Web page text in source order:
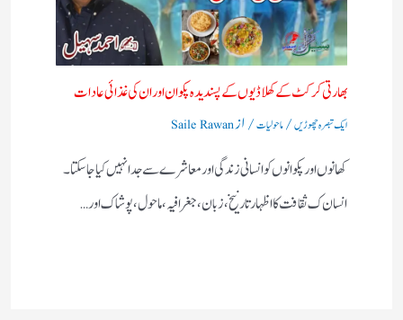
بھارتی کرکٹ کے کھلاڈیوں کے پسندیدہ پکوان اوران کی غذائی عادات
ایک تبصرہ چھوڑیں/ماحولیات/ ازSaile Rawan
کھانوں اور پکوانوں کو انسانی زندگی اور معاشرے سے جدا نہیں کیا جاسکتا۔
انسان ک ثقافت کا اظہار تارنیخ ، زبان، جغرافیہ، ماحول، پوشاک اور…